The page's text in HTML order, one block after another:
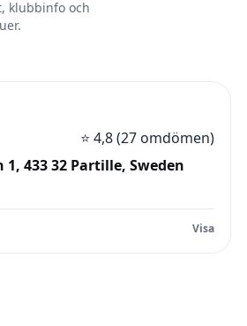
klubbinfo och
⭐ 4,8 (27 omdömen)
433 32 Partille, Sweden